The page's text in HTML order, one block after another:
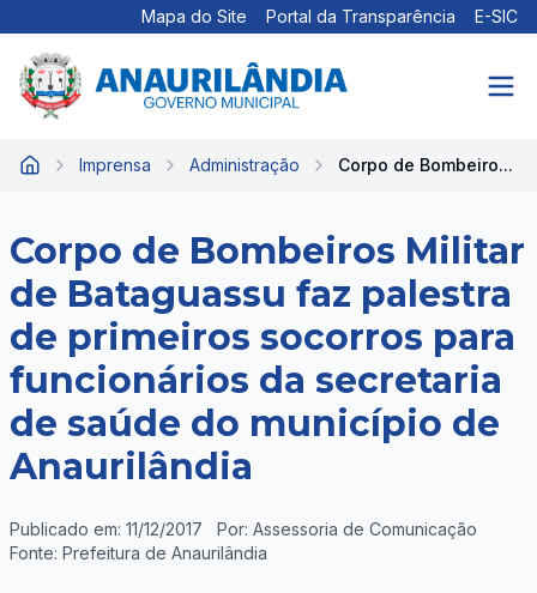
Mapa do Site Portal da Transparência E-SIC
Início Imprensa Administração Corpo de Bombeiro...
Corpo de Bombeiros Militar
de Bataguassu faz palestra
de primeiros socorros para
funcionários da secretaria
de saúde do município de
Anaurilândia
Publicado em: 11/12/2017
Por: Assessoria de Comunicação
Fonte: Prefeitura de Anaurilândia